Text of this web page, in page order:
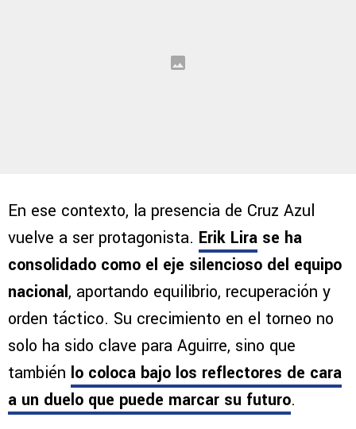
En ese contexto, la presencia de Cruz Azul
vuelve a ser protagonista. Erik Lira se ha
consolidado como el eje silencioso del equipo
nacional, aportando equilibrio, recuperación y
orden táctico. Su crecimiento en el torneo no
solo ha sido clave para Aguirre, sino que
también lo coloca bajo los reflectores de cara
a un duelo que puede marcar su futuro.